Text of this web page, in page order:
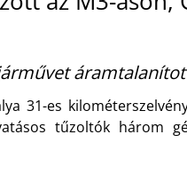
31-es
tűzoltók három